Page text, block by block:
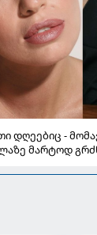
დღეებიც -
მარტოდ